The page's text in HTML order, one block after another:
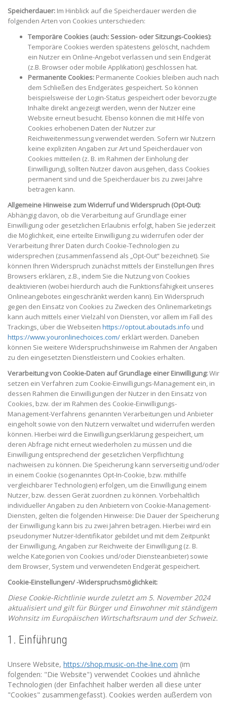
Speicherdauer: Im Hinblick auf die Speicherdauer werden die
folgenden Arten von Cookies unterschieden:
Temporäre Cookies (auch: Session- oder Sitzungs-Cookies):
Temporäre Cookies werden spätestens gelöscht, nachdem
ein Nutzer ein Online-Angebot verlassen und sein Endgerät
(z.B. Browser oder mobile Applikation) geschlossen hat.
Permanente Cookies: Permanente Cookies bleiben auch nach
dem Schließen des Endgerätes gespeichert. So können
beispielsweise der Login-Status gespeichert oder bevorzugte
Inhalte direkt angezeigt werden, wenn der Nutzer eine
Website erneut besucht. Ebenso können die mit Hilfe von
Cookies erhobenen Daten der Nutzer zur
Reichweitenmessung verwendet werden. Sofern wir Nutzern
keine expliziten Angaben zur Art und Speicherdauer von
Cookies mitteilen (z. B. im Rahmen der Einholung der
Einwilligung), sollten Nutzer davon ausgehen, dass Cookies
permanent sind und die Speicherdauer bis zu zwei Jahre
betragen kann.
Allgemeine Hinweise zum Widerruf und Widerspruch (Opt-Out):
Abhängig davon, ob die Verarbeitung auf Grundlage einer
Einwilligung oder gesetzlichen Erlaubnis erfolgt, haben Sie jederzeit
die Möglichkeit, eine erteilte Einwilligung zu widerrufen oder der
Verarbeitung Ihrer Daten durch Cookie-Technologien zu
widersprechen (zusammenfassend als „Opt-Out“ bezeichnet). Sie
können Ihren Widerspruch zunächst mittels der Einstellungen Ihres
Browsers erklären, z.B., indem Sie die Nutzung von Cookies
deaktivieren (wobei hierdurch auch die Funktionsfähigkeit unseres
Onlineangebotes eingeschränkt werden kann). Ein Widerspruch
gegen den Einsatz von Cookies zu Zwecken des Onlinemarketings
kann auch mittels einer Vielzahl von Diensten, vor allem im Fall des
Trackings, über die Webseiten https://optout.aboutads.info und
https://www.youronlinechoices.com/ erklärt werden. Daneben
können Sie weitere Widerspruchshinweise im Rahmen der Angaben
zu den eingesetzten Dienstleistern und Cookies erhalten.
Verarbeitung von Cookie-Daten auf Grundlage einer Einwilligung:Wir
setzen ein Verfahren zum Cookie-Einwilligungs-Management ein, in
dessen Rahmen die Einwilligungen der Nutzer in den Einsatz von
Cookies, bzw. der im Rahmen des Cookie-Einwilligungs-
Management-Verfahrens genannten Verarbeitungen und Anbieter
eingeholt sowie von den Nutzern verwaltet und widerrufen werden
können. Hierbei wird die Einwilligungserklärung gespeichert, um
deren Abfrage nicht erneut wiederholen zu müssen und die
Einwilligung entsprechend der gesetzlichen Verpflichtung
nachweisen zu können. Die Speicherung kann serverseitig und/oder
in einem Cookie (sogenanntes Opt-In-Cookie, bzw. mithilfe
vergleichbarer Technologien) erfolgen, um die Einwilligung einem
Nutzer, bzw. dessen Gerät zuordnen zu können. Vorbehaltlich
individueller Angaben zu den Anbietern von Cookie-Management-
Diensten, gelten die folgenden Hinweise: Die Dauer der Speicherung
der Einwilligung kann bis zu zwei Jahren betragen. Hierbei wird ein
pseudonymer Nutzer-Identifikator gebildet und mit dem Zeitpunkt
der Einwilligung, Angaben zur Reichweite der Einwilligung (z. B.
welche Kategorien von Cookies und/oder Diensteanbieter) sowie
dem Browser, System und verwendeten Endgerät gespeichert.
Cookie-Einstellungen/ -Widerspruchsmöglichkeit:
Diese Cookie-Richtlinie wurde zuletzt am 5. November 2024
aktualisiert und gilt für Bürger und Einwohner mit ständigem
Wohnsitz im Europäischen Wirtschaftsraum und der Schweiz.
1. Einführung
Unsere Website, https://shop.music-on-the-line.com (im
folgenden: "Die Website") verwendet Cookies und ähnliche
Technologien (der Einfachheit halber werden all diese unter
"Cookies" zusammengefasst). Cookies werden außerdem von